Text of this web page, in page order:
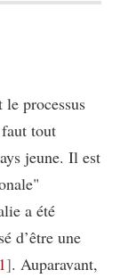
processus
tout
jeune. Il est
a été
d’être une
. Auparavant,